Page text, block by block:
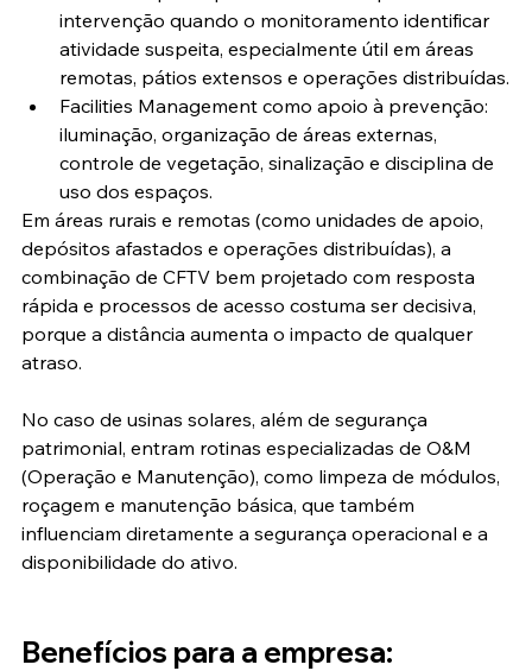
intervenção quando o monitoramento identificar
atividade suspeita, especialmente útil em áreas
remotas, pátios extensos e operações distribuídas.
Facilities Management como apoio à prevenção:
iluminação, organização de áreas externas,
controle de vegetação, sinalização e disciplina de
uso dos espaços.
Em áreas rurais e remotas (como unidades de apoio,
depósitos afastados e operações distribuídas), a
combinação de CFTV bem projetado com resposta
rápida e processos de acesso costuma ser decisiva,
porque a distância aumenta o impacto de qualquer
atraso.
No caso de usinas solares, além de segurança
patrimonial, entram rotinas especializadas de O&M
(Operação e Manutenção), como limpeza de módulos,
roçagem e manutenção básica, que também
influenciam diretamente a segurança operacional e a
disponibilidade do ativo.
Benefícios para a empresa: